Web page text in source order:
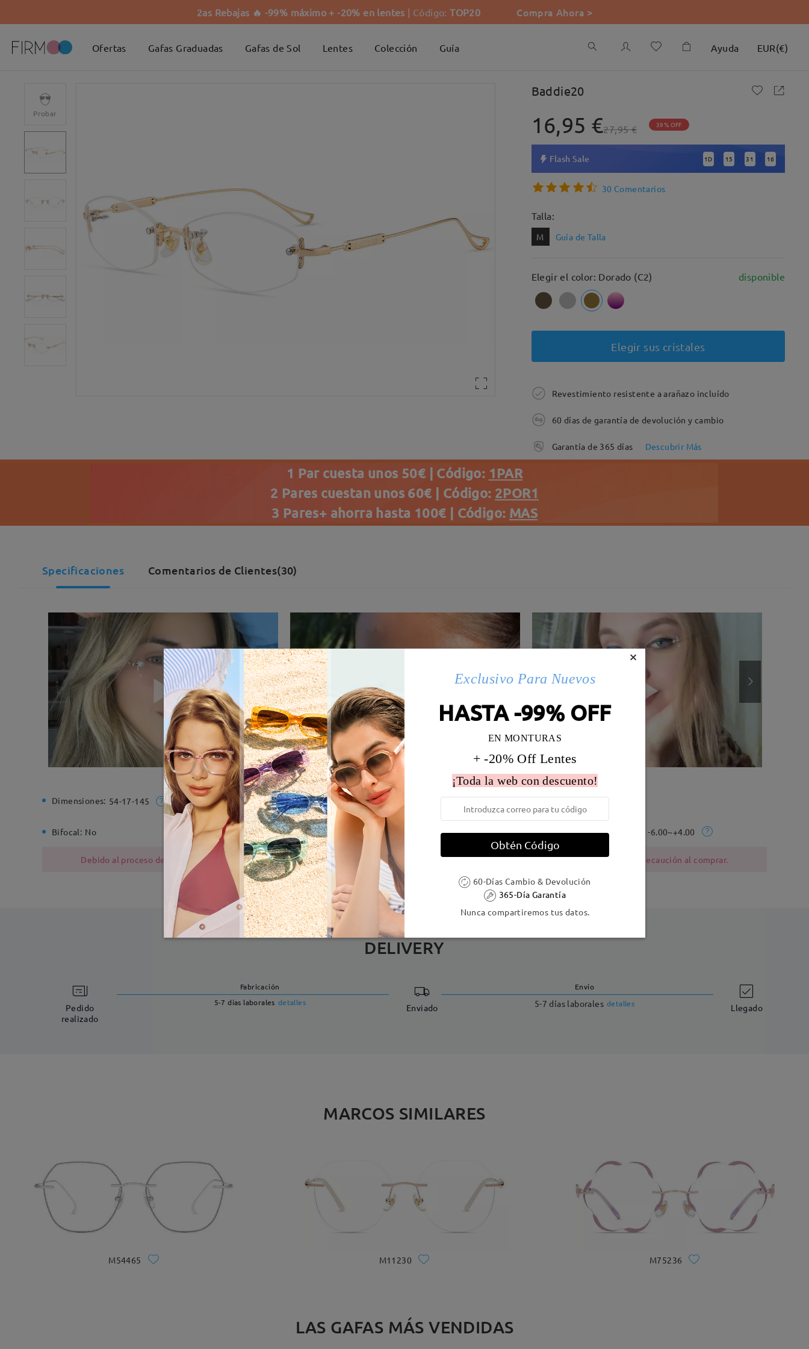
2as Rebajas 🔥 -99% máximo + -20% en lentes | Código:TOP20 Compra Ahora >
Ofertas Gafas Graduadas Gafas de Sol Lentes Colección Guía Ayuda EUR(€)
Probar
Baddie20
16,95 €27,95 € 39% OFF
Flash Sale 1 D : 15 : 31 : 15
30 Comentarios
Talla:
M Guía de Talla
Elegir el color: Dorado (C2) disponible
Elegir sus cristales
Revestimiento resistente a arañazo incluído
60 días de garantía de devolución y cambio
Garantía de 365 días Descubrir Más
1 Par cuesta unos 50€ | Código: 1PAR
2 Pares cuestan unos 60€ | Código: 2POR1
3 Pares+ ahorra hasta 100€ | Código: MAS
Specificaciones Comentarios de Clientes(30)
Dimensiones: 54-17-145 Ancho de la montura: 134 mm ( Medio) Diametro de lentes: 54 mm Peso:
Bifocal: No Bisagra de resorte: No Material de la montura: Metal La gama Rx: -6.00~+4.00
Debido al proceso de fabricación, las monturas metálicas contienen níquel. Los clientes con antecedentes de alergia al níquel deben tener precaución al comprar.
DELIVERY
Pedido
realizado
Fabricación
5-7 días laborales detalles Enviado
Envío
5-7 días laborales detalles Llegado
MARCOS SIMILARES
M54465 M11230 M75236
LAS GAFAS MÁS VENDIDAS
×
Exclusivo Para Nuevos
HASTA -99% OFF
EN MONTURAS
+ -20% Off Lentes
¡Toda la web con descuento!
Obtén Código
60-Días Cambio & Devolución
365-Día Garantía
Nunca compartiremos tus datos.